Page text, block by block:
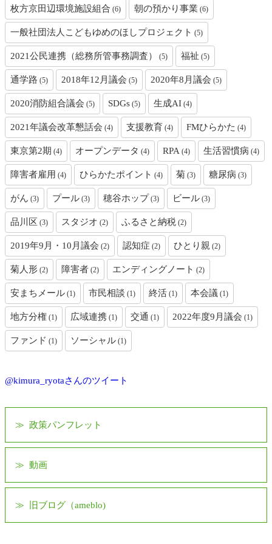
枚方京田辺環境施設組合 (6) 朝の預かり事業 (6)
一般社団法人こどもゆめのほしプロジェクト (5)
2021公民連携（総務所管事務調査） (5) 福祉 (5)
通学路 (5) 2018年12月議会 (5) 2020年8月議会 (5)
2020消防組合議会 (5) SDGs (5) 生成AI (4)
2021年議会改革懇話会 (4) 支援教育 (4) FMひらかた (4)
東京第2期 (4) オープンデータ (4) RPA (4) 生活習慣病 (4)
障害者雇用 (4) ひらかたポイント (4) 菊 (3) 糖尿病 (3)
がん (3) プール (3) 穂谷ホップ (3) ビール (3)
品川区 (3) スタジオ (2) ふるさと納税 (2)
2019年9月・10月議会 (2) 認知症 (2) ひとり親 (2)
菊人形 (2) 障害者 (2) エンディングノート (2)
安まちメール (1) 市民相談 (1) 終活 (1) 本会議 (1)
地方分権 (1) 広域連携 (1) 交通 (1) 2022年度9月議会 (1)
ファンド (1) ソーシャル (1)
@kimura_ryotaさんのツイート
政策パンフレット
動画
旧ブログ（ameblo)